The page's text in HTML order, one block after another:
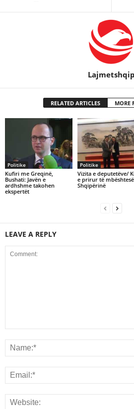
Lajmetshqip
RELATED ARTICLES MORE
Politike
Kufiri me Greqinë,
Bushati: Javën e
ardhshme takohen
ekspertët
Politike
Vizita e deputetëve/
e prirur të mbështesë
Shqipërinë
LEAVE A REPLY